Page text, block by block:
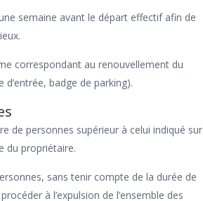
semaine avant le départ effectif afin de
correspondant au renouvellement du
badge de parking).
de personnes supérieur à celui indiqué sur
du propriétaire.
sans tenir compte de la durée de
à l’expulsion de l’ensemble des